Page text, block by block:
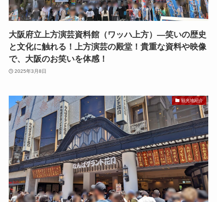
大阪府立上方演芸資料館（ワッハ上方）—笑いの歴史
と文化に触れる！上方演芸の殿堂！貴重な資料や映像
で、大阪のお笑いを体感！
2025年3月8日
観光地紹介